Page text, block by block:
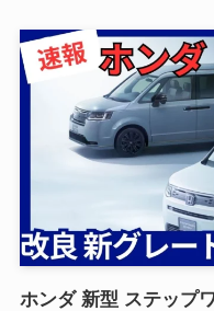
ホンダ 新型 ステップ